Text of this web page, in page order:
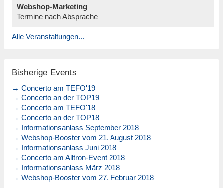
Webshop-Marketing
Termine nach Absprache
Alle Veranstaltungen...
Bisherige Events
→ Concerto am TEFO'19
→ Concerto an der TOP19
→ Concerto am TEFO'18
→ Concerto an der TOP18
→ Informationsanlass September 2018
→ Webshop-Booster vom 21. August 2018
→ Informationsanlass Juni 2018
→ Concerto am Alltron-Event 2018
→ Informationsanlass März 2018
→ Webshop-Booster vom 27. Februar 2018